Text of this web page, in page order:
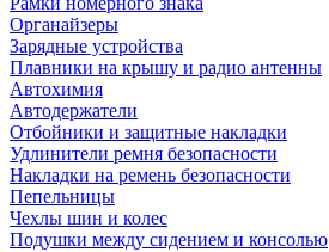
Органайзеры
Зарядные устройства
Плавники на крышу и радио антенны
Автохимия
Автодержатели
Отбойники и защитные накладки
Удлинители ремня безопасности
Накладки на ремень безопасности
Пепельницы
Чехлы шин и колес
Подушки между сидением и консолью